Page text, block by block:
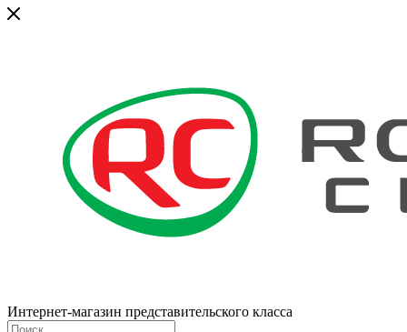
Интернет-магазин представительского класса